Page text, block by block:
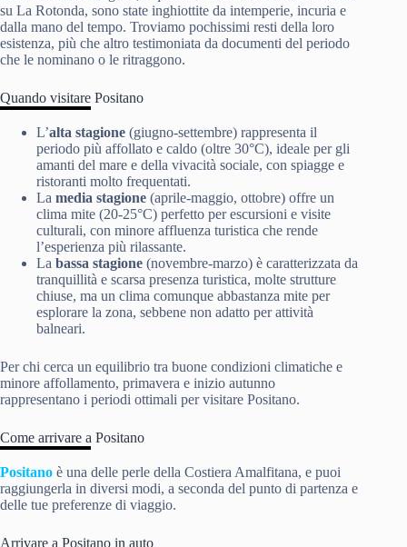
su La Rotonda, sono state inghiottite da intemperie, incuria e
dalla mano del tempo. Troviamo pochissimi resti della loro
esistenza, più che altro testimoniata da documenti del periodo
che le nominano o le ritraggono.
Quando visitare Positano
L’alta stagione (giugno-settembre) rappresenta il
periodo più affollato e caldo (oltre 30°C), ideale per gli
amanti del mare e della vivacità sociale, con spiagge e
ristoranti molto frequentati.
La media stagione (aprile-maggio, ottobre) offre un
clima mite (20-25°C) perfetto per escursioni e visite
culturali, con minore affluenza turistica che rende
l’esperienza più rilassante.
La bassa stagione (novembre-marzo) è caratterizzata da
tranquillità e scarsa presenza turistica, molte strutture
chiuse, ma un clima comunque abbastanza mite per
esplorare la zona, sebbene non adatto per attività
balneari.
Per chi cerca un equilibrio tra buone condizioni climatiche e
minore affollamento, primavera e inizio autunno
rappresentano i periodi ottimali per visitare Positano.
Come arrivare a Positano
Positano è una delle perle della Costiera Amalfitana, e puoi
raggiungerla in diversi modi, a seconda del punto di partenza e
delle tue preferenze di viaggio.
Arrivare a Positano in auto